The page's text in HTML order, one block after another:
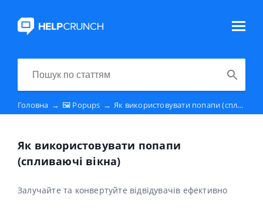
Головна → 🖼 Popups → Як використовувати попапи (спливаючі вікна)
Як використовувати попапи
(спливаючі вікна)
Залучайте та конвертуйте відвідувачів ефективно